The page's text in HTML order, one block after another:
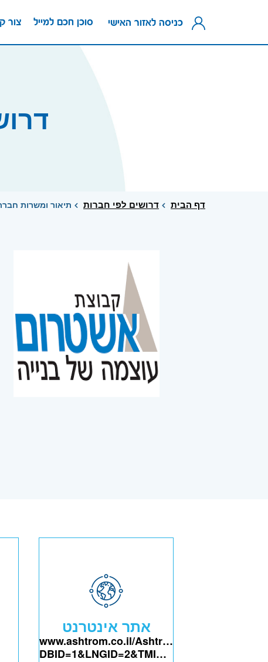
צור סוכן חכם למייל כניסה לאזור האישי
דף הבית דרושים לפי חברות תיאור ומשרות
אתר אינטרנט
www.ashtrom.co.il/Ashtrom/Templates/
DBID=1&LNGID=2&TMID=101010&FID=1045